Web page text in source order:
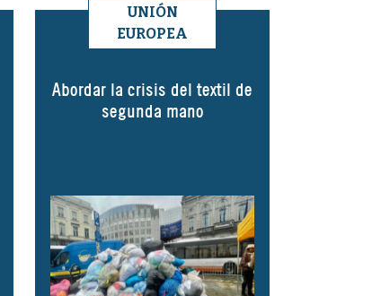
UNIÓN
EUROPEA
Abordar la crisis del textil de
segunda mano